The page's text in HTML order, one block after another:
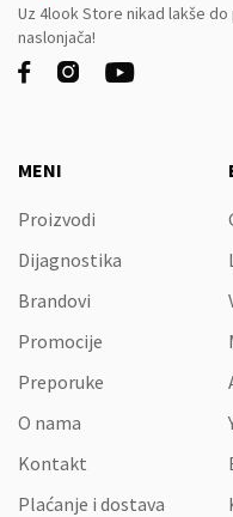
Uz 4look Store nikad lakše
naslonjača!
  
MENI
Proizvodi
Dijagnostika
Brandovi
Promocije
Preporuke
O nama
Kontakt
Plaćanje i dostava